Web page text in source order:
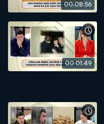
00:08:56
00:01:49